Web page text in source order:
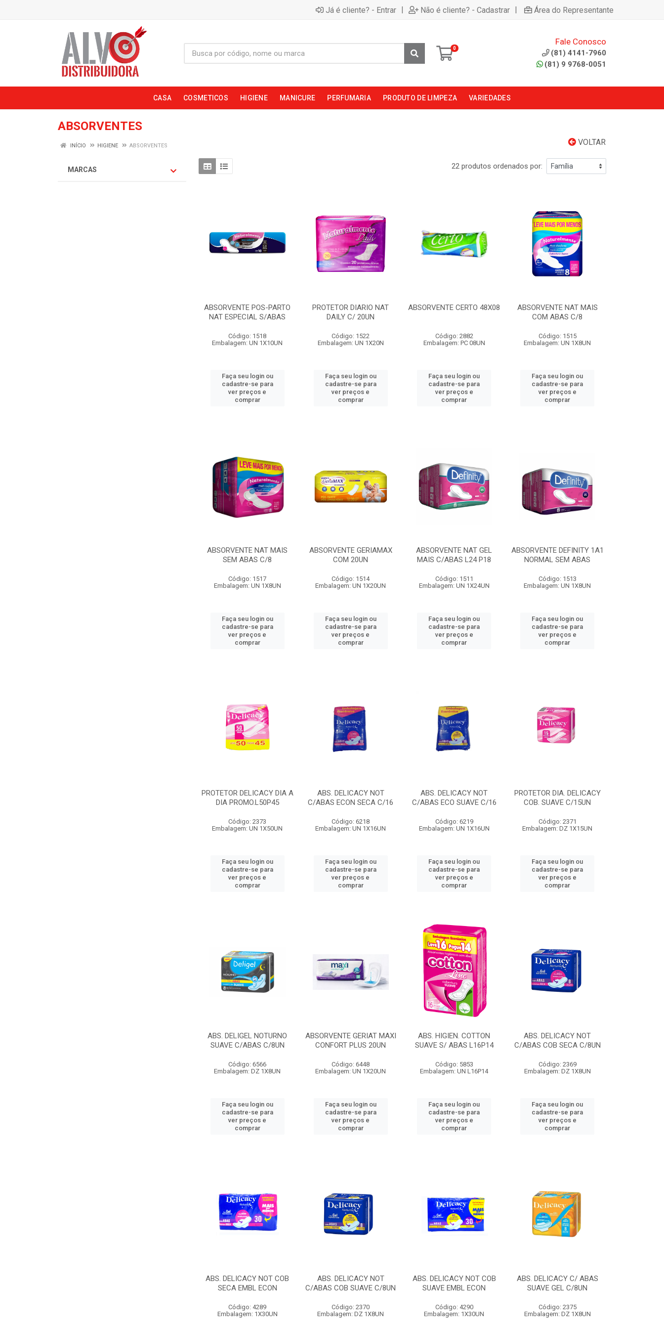
Já é cliente? - Entrar | Não é cliente? - Cadastrar | Área do Representante
0
Fale Conosco
(81) 4141-7960
(81) 9 9768-0051
CASA COSMETICOS HIGIENE MANICURE PERFUMARIA PRODUTO DE LIMPEZA VARIEDADES
ABSORVENTES
VOLTAR
INÍCIO HIGIENE ABSORVENTES
MARCAS 22 produtos ordenados por:
ABSORVENTE POS-PARTO
NAT ESPECIAL S/ABAS
Código: 1518
Embalagem: UN 1X10UN
Faça seu login ou
cadastre-se para
ver preços e
comprar
PROTETOR DIARIO NAT
DAILY C/ 20UN
Código: 1522
Embalagem: UN 1X20N
Faça seu login ou
cadastre-se para
ver preços e
comprar
ABSORVENTE CERTO 48X08
Código: 2882
Embalagem: PC 08UN
Faça seu login ou
cadastre-se para
ver preços e
comprar
ABSORVENTE NAT MAIS
COM ABAS C/8
Código: 1515
Embalagem: UN 1X8UN
Faça seu login ou
cadastre-se para
ver preços e
comprar
ABSORVENTE NAT MAIS
SEM ABAS C/8
Código: 1517
Embalagem: UN 1X8UN
Faça seu login ou
cadastre-se para
ver preços e
comprar
ABSORVENTE GERIAMAX
COM 20UN
Código: 1514
Embalagem: UN 1X20UN
Faça seu login ou
cadastre-se para
ver preços e
comprar
ABSORVENTE NAT GEL
MAIS C/ABAS L24 P18
Código: 1511
Embalagem: UN 1X24UN
Faça seu login ou
cadastre-se para
ver preços e
comprar
ABSORVENTE DEFINITY 1A1
NORMAL SEM ABAS
Código: 1513
Embalagem: UN 1X8UN
Faça seu login ou
cadastre-se para
ver preços e
comprar
PROTETOR DELICACY DIA A
DIA PROMO.L50P45
Código: 2373
Embalagem: UN 1X50UN
Faça seu login ou
cadastre-se para
ver preços e
comprar
ABS. DELICACY NOT
C/ABAS ECON SECA C/16
Código: 6218
Embalagem: UN 1X16UN
Faça seu login ou
cadastre-se para
ver preços e
comprar
ABS. DELICACY NOT
C/ABAS ECO SUAVE C/16
Código: 6219
Embalagem: UN 1X16UN
Faça seu login ou
cadastre-se para
ver preços e
comprar
PROTETOR DIA. DELICACY
COB. SUAVE C/15UN
Código: 2371
Embalagem: DZ 1X15UN
Faça seu login ou
cadastre-se para
ver preços e
comprar
ABS. DELIGEL NOTURNO
SUAVE C/ABAS C/8UN
Código: 6566
Embalagem: DZ 1X8UN
Faça seu login ou
cadastre-se para
ver preços e
comprar
ABSORVENTE GERIAT MAXI
CONFORT PLUS 20UN
Código: 6448
Embalagem: UN 1X20UN
Faça seu login ou
cadastre-se para
ver preços e
comprar
ABS. HIGIEN. COTTON
SUAVE S/ ABAS L16P14
Código: 5853
Embalagem: UN L16P14
Faça seu login ou
cadastre-se para
ver preços e
comprar
ABS. DELICACY NOT
C/ABAS COB SECA C/8UN
Código: 2369
Embalagem: DZ 1X8UN
Faça seu login ou
cadastre-se para
ver preços e
comprar
ABS. DELICACY NOT COB
SECA EMBL ECON
Código: 4289
Embalagem: 1X30UN
ABS. DELICACY NOT
C/ABAS COB SUAVE C/8UN
Código: 2370
Embalagem: DZ 1X8UN
ABS. DELICACY NOT COB
SUAVE EMBL ECON
Código: 4290
Embalagem: 1X30UN
ABS. DELICACY C/ ABAS
SUAVE GEL C/8UN
Código: 2375
Embalagem: DZ 1X8UN